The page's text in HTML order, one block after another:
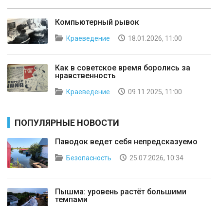
Компьютерный рывок
Краеведение 18.01.2026, 11:00
Как в советское время боролись за
нравственность
Краеведение 09.11.2025, 11:00
ПОПУЛЯРНЫЕ НОВОСТИ
Паводок ведет себя непредсказуемо
Безопасность 25.07.2026, 10:34
Пышма: уровень растёт большими
темпами